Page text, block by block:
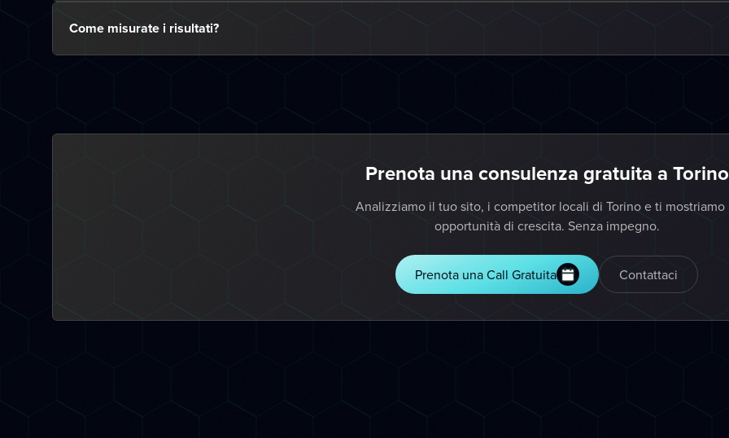
Come misurate i risultati?
Prenota una consulenza gratuita a Torino
Analizziamo il tuo sito, i competitor locali di Torino e ti mostriamo
opportunità di crescita. Senza impegno.
Prenota una Call Gratuita Contattaci